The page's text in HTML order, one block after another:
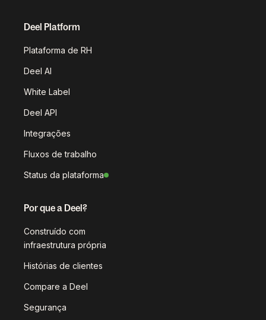
Deel Platform
Plataforma de RH
Deel AI
White Label
Deel API
Integrações
Fluxos de trabalho
Status da plataforma
Por que a Deel?
Construído com
infraestrutura própria
Histórias de clientes
Compare a Deel
Segurança